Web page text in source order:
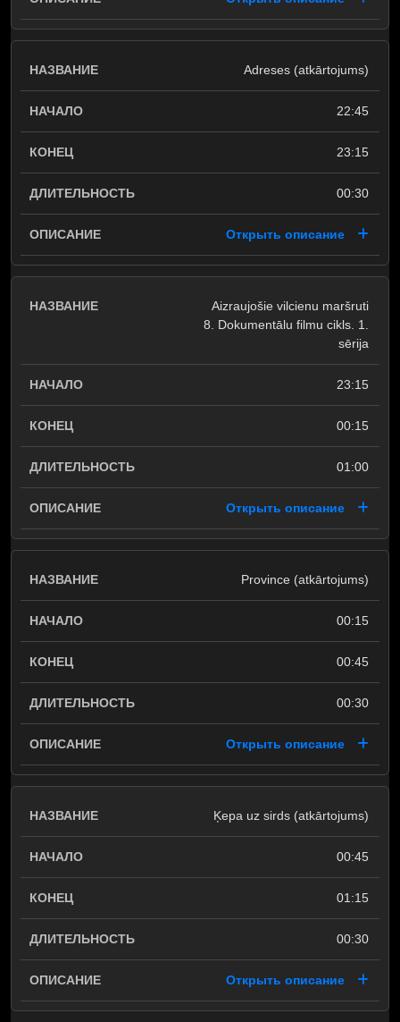
Adreses (atkārtojums)
22:45
23:15
00:30
Открыть описание
Aizraujošie vilcienu maršruti
8. Dokumentālu filmu cikls. 1.
sērija
23:15
00:15
01:00
Открыть описание
Province (atkārtojums)
00:15
00:45
00:30
Открыть описание
Ķepa uz sirds (atkārtojums)
00:45
01:15
00:30
Открыть описание